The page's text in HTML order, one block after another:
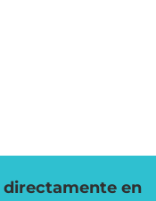
directamente en